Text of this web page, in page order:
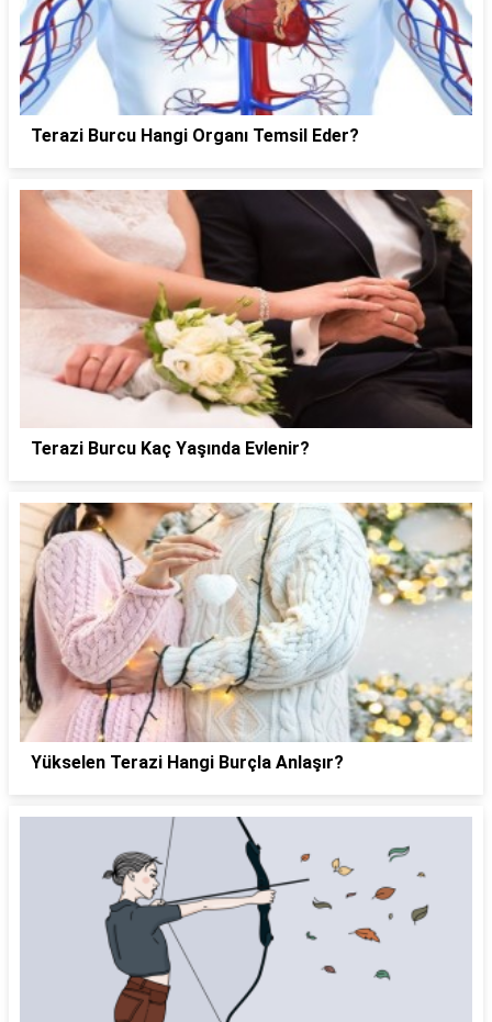
Terazi Burcu Hangi Organı Temsil Eder?
Terazi Burcu Kaç Yaşında Evlenir?
Yükselen Terazi Hangi Burçla Anlaşır?